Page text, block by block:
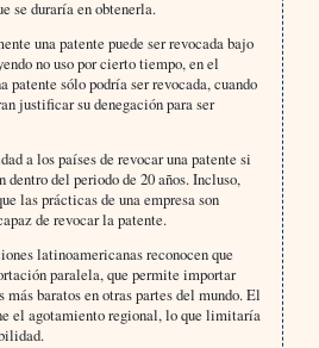
se duraría en obtenerla.
una patente puede ser revocada bajo
no uso por cierto tiempo, en el
patente sólo podría ser revocada, cuando
justificar su denegación para ser
a los países de revocar una patente si
del periodo de 20 años. Incluso,
las prácticas de una empresa son
de revocar la patente.
latinoamericanas reconocen que
paralela, que permite importar
más baratos en otras partes del mundo. El
el agotamiento regional, lo que limitaría